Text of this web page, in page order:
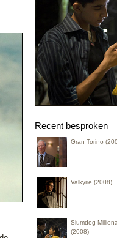
Recent besproken
Gran Torino
Valkyrie (2008)
Slumdog
(2008)